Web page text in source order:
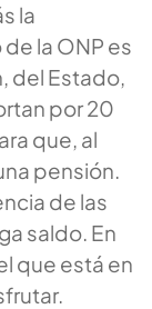
la
la ONP es
del Estado,
por 20
que, al
pensión.
de las
saldo. En
que está en